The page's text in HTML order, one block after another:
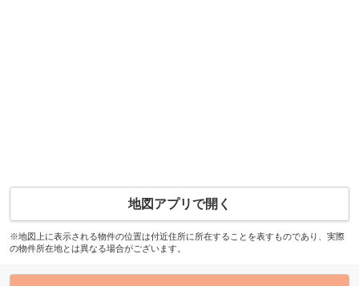
地図アプリで開く
※地図上に表示される物件の位置は付近住所に所在することを表すものであり、実際
の物件所在地とは異なる場合がございます。